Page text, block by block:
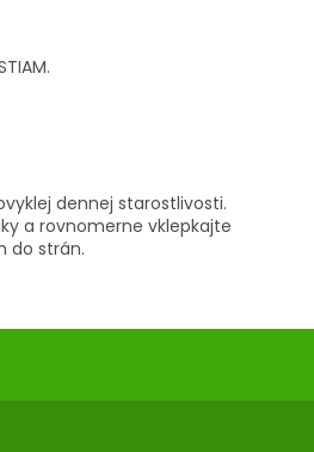
dennej starostlivosti.
a rovnomerne vklepkajte
do strán.